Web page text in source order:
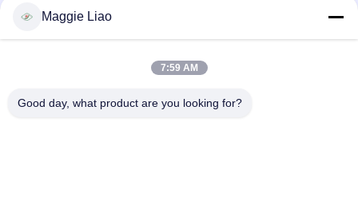
শিল্প প্যাকেজ জন্য উচ্চ দক্ষতা সেল্প ছাঁচনির্মাণ মেশিন
সম্পূর্ণ স্বয়ংক্রিয় পাল্প-ঢালাই মেশিন অভ্যন্তরীণ শিল্প ইলেকট্রনিক্স প্যাকেজ/ পাল্প শিল্প
Maggie Liao
7:59 AM
Good day, what product are you looking for?